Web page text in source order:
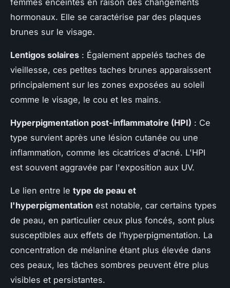
femmes enceintes en raison des changements
hormonaux. Elle se caractérise par des plaques
brunes sur le visage.
Lentigos solaires : Également appelés taches de
vieillesse, ces petites taches brunes apparaissent
principalement sur les zones exposées au soleil
comme le visage, le cou et les mains.
Hyperpigmentation post-inflammatoire (HPI) : Ce
type survient après une lésion cutanée ou une
inflammation, comme les cicatrices d'acné. L'HPI
est souvent aggravée par l'exposition aux UV.
Le lien entre le type de peau et
l'hyperpigmentation est notable, car certains types
de peau, en particulier ceux plus foncés, sont plus
susceptibles aux effets de l’hyperpigmentation. La
concentration de mélanine étant plus élevée dans
ces peaux, les tâches sombres peuvent être plus
visibles et persistantes.